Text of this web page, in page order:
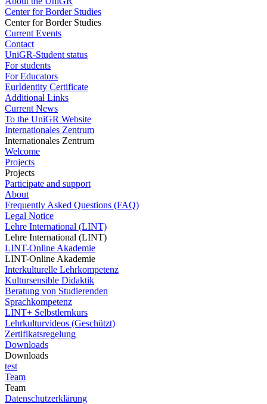
Center for Border Studies
Center for Border Studies
Current Events
Contact
UniGR-Student status
For students
For Educators
EurIdentity Certificate
Additional Links
Current News
To the UniGR Website
Internationales Zentrum
Internationales Zentrum
Welcome
Projects
Projects
Participate and support
About
Frequently Asked Questions (FAQ)
Legal Notice
Lehre International (LINT)
Lehre International (LINT)
LINT-Online Akademie
LINT-Online Akademie
Interkulturelle Lehrkompetenz
Kultursensible Didaktik
Beratung von Studierenden
Sprachkompetenz
LINT+ Selbstlernkurs
Lehrkulturvideos (Geschützt)
Zertifikatsregelung
Downloads
Downloads
test
Team
Team
Datenschutzerklärung